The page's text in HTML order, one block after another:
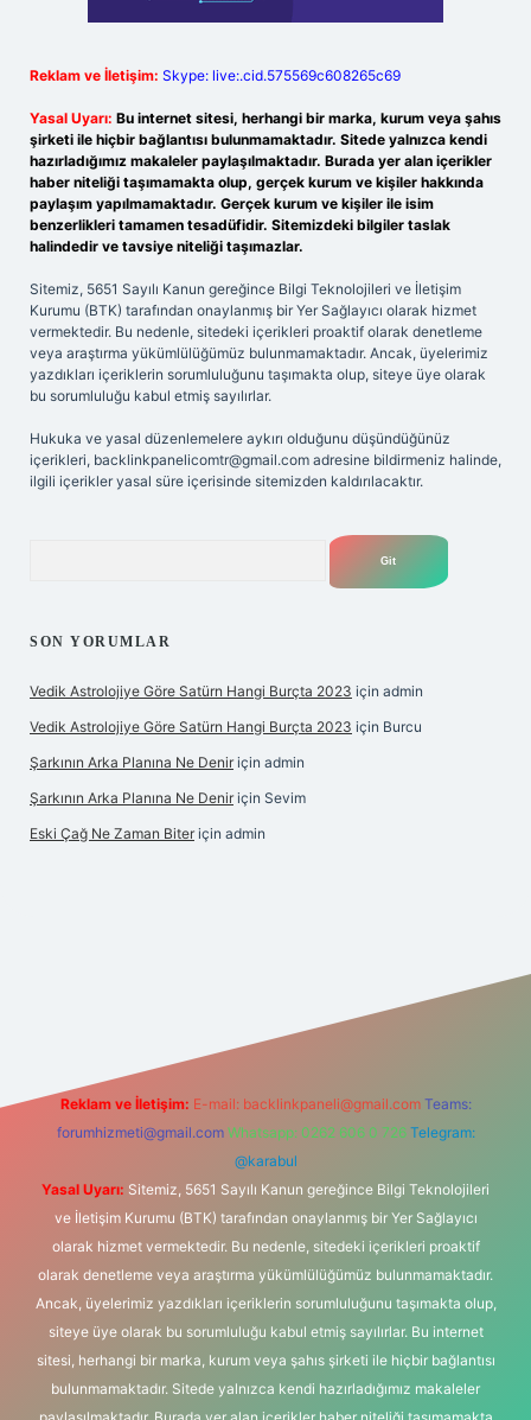
Reklam ve İletişim: Skype: live:.cid.575569c608265c69
Yasal Uyarı: Bu internet sitesi, herhangi bir marka, kurum veya şahıs
şirketi ile hiçbir bağlantısı bulunmamaktadır. Sitede yalnızca kendi
hazırladığımız makaleler paylaşılmaktadır. Burada yer alan içerikler
haber niteliği taşımamakta olup, gerçek kurum ve kişiler hakkında
paylaşım yapılmamaktadır. Gerçek kurum ve kişiler ile isim
benzerlikleri tamamen tesadüfidir. Sitemizdeki bilgiler taslak
halindedir ve tavsiye niteliği taşımazlar.
Sitemiz, 5651 Sayılı Kanun gereğince Bilgi Teknolojileri ve İletişim
Kurumu (BTK) tarafından onaylanmış bir Yer Sağlayıcı olarak hizmet
vermektedir. Bu nedenle, sitedeki içerikleri proaktif olarak denetleme
veya araştırma yükümlülüğümüz bulunmamaktadır. Ancak, üyelerimiz
yazdıkları içeriklerin sorumluluğunu taşımakta olup, siteye üye olarak
bu sorumluluğu kabul etmiş sayılırlar.
Hukuka ve yasal düzenlemelere aykırı olduğunu düşündüğünüz
içerikleri, backlinkpanelicomtr@gmail.com adresine bildirmeniz halinde,
ilgili içerikler yasal süre içerisinde sitemizden kaldırılacaktır.
SON YORUMLAR
Vedik Astrolojiye Göre Satürn Hangi Burçta 2023 için admin
Vedik Astrolojiye Göre Satürn Hangi Burçta 2023 için Burcu
Şarkının Arka Planına Ne Denir için admin
Şarkının Arka Planına Ne Denir için Sevim
Eski Çağ Ne Zaman Biter için admin
Reklam ve İletişim: E-mail: backlinkpaneli@gmail.com Teams:
forumhizmeti@gmail.com Whatsapp: 0262 606 0 726 Telegram:
@karabul
Yasal Uyarı: Sitemiz, 5651 Sayılı Kanun gereğince Bilgi Teknolojileri
ve İletişim Kurumu (BTK) tarafından onaylanmış bir Yer Sağlayıcı
olarak hizmet vermektedir. Bu nedenle, sitedeki içerikleri proaktif
olarak denetleme veya araştırma yükümlülüğümüz bulunmamaktadır.
Ancak, üyelerimiz yazdıkları içeriklerin sorumluluğunu taşımakta olup,
siteye üye olarak bu sorumluluğu kabul etmiş sayılırlar. Bu internet
sitesi, herhangi bir marka, kurum veya şahıs şirketi ile hiçbir bağlantısı
bulunmamaktadır. Sitede yalnızca kendi hazırladığımız makaleler